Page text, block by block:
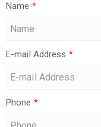
Name *
E-mail Address *
Phone *